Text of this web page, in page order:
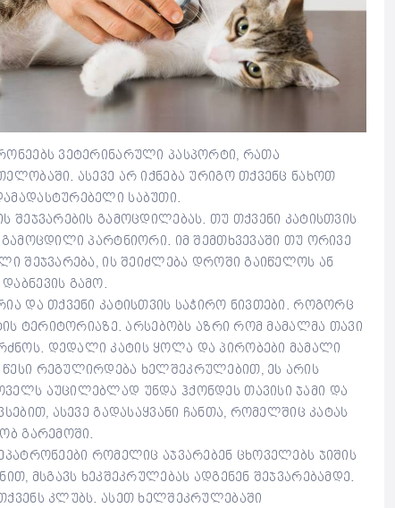
ვეტერინარული პასპორტი, რათა
ასევე არ იქნება ურიგო თქვენც ნახოთ
საბუთი.
შეჯვარების გამოცდილებას. თუ თქვენი კატისთვის
პარტნიორი. იმ შემთხვევაში თუ ორივე
შეჯვარება, ის შეიძლება დროში გაიწელოს ან
გამო.
და თქვენი კატისთვის საჭირო ნივთები. როგორც
ტერიტორიაზე. არსებობს აზრი რომ მამალმა თავი
დედალი კატის ყოლა და პირობები მამალი
რეგულირდება ხელშეკრულებით, ეს არის
აუცილებლად უნდა ჰქონდეს თავისი ჯამი და
ასევე გადასაყვანი ჩანთა, რომელშიც კატას
გარემოში.
რომელიც აჯვარებენ ცხოველებს ჯიშის
მსგავს ხეკშეკრულებას ადგენენ შეჯვარებამდე.
კლუბს. ასეთ ხელშეკრულებაში